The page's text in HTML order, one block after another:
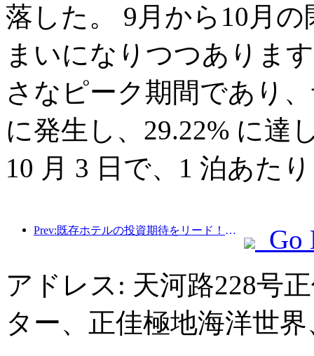
落した。 9月から10月
まいになりつつありま
さなピーク期間であり
に発生し、29.22% に達
10 月 3 日で、1 泊あた
Prev:既存ホテルの投資期待をリード！万新志格ホテルは業界で「既存ホテルの優良経営ブランド」と称賛を獲得
Go
アドレス: 天河路228号
ター、正佳極地海洋世